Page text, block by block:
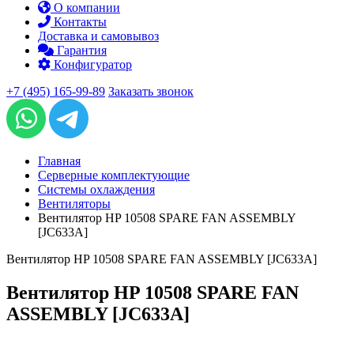
О компании
Контакты
Доставка и самовывоз
Гарантия
Конфигуратор
+7 (495) 165-99-89 Заказать звонок
Главная
Серверные комплектующие
Системы охлаждения
Вентиляторы
Вентилятор HP 10508 SPARE FAN ASSEMBLY
[JC633A]
Вентилятор HP 10508 SPARE FAN ASSEMBLY [JC633A]
Вентилятор HP 10508 SPARE FAN
ASSEMBLY [JC633A]